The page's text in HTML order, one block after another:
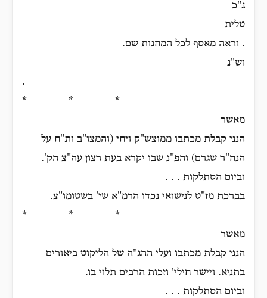
ג"כ
טלית
. וראה מאסף לכל המחנות שם.
וש"נ
.
* * *
מאשר
הנני קבלת מכתבו ממוצש"ק ויחי (והמצו"ב ות"ח על
הנח"ר שגרם) והפ"נ שבו יקרא בעת רצון עה"צ הק'.
וביום הסתלקות . . .
בברכת מז"ט לנישואי נכדו הרמ"א שי' בשטומו"צ.
* * *
מאשר
הנני קבלת מכתבו ועלי ההג"ה של הליקוט ביאורים
בתניא. ויישר חילי' וזכות הרבים תלוי בו.
וביום הסתלקות . . .